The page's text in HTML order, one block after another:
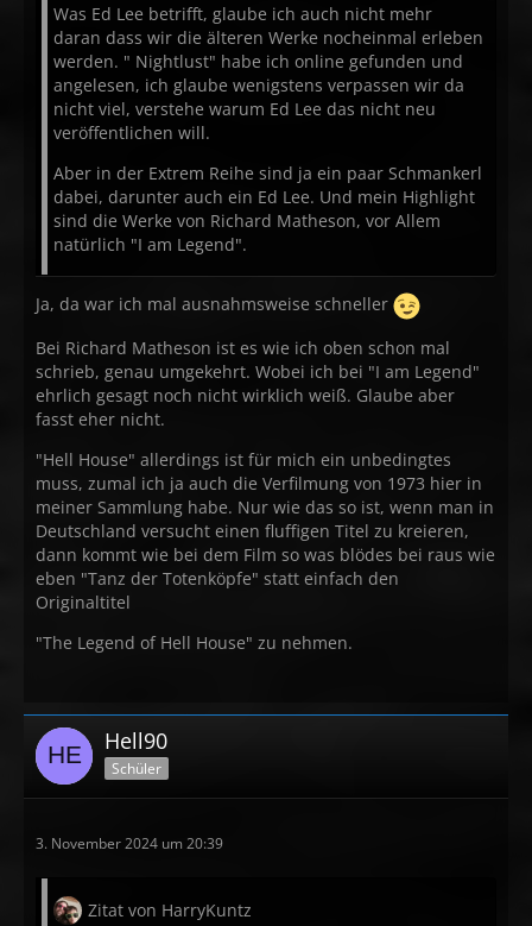
Was Ed Lee betrifft, glaube ich auch nicht mehr
daran dass wir die älteren Werke nocheinmal erleben
werden. " Nightlust" habe ich online gefunden und
angelesen, ich glaube wenigstens verpassen wir da
nicht viel, verstehe warum Ed Lee das nicht neu
veröffentlichen will.
Aber in der Extrem Reihe sind ja ein paar Schmankerl
dabei, darunter auch ein Ed Lee. Und mein Highlight
sind die Werke von Richard Matheson, vor Allem
natürlich "I am Legend".
Ja, da war ich mal ausnahmsweise schneller
Bei Richard Matheson ist es wie ich oben schon mal
schrieb, genau umgekehrt. Wobei ich bei "I am Legend"
ehrlich gesagt noch nicht wirklich weiß. Glaube aber
fasst eher nicht.
"Hell House" allerdings ist für mich ein unbedingtes
muss, zumal ich ja auch die Verfilmung von 1973 hier in
meiner Sammlung habe. Nur wie das so ist, wenn man in
Deutschland versucht einen fluffigen Titel zu kreieren,
dann kommt wie bei dem Film so was blödes bei raus wie
eben "Tanz der Totenköpfe" statt einfach den
Originaltitel
"The Legend of Hell House" zu nehmen.
Hell90
Schüler
3. November 2024 um 20:39
Zitat von HarryKuntz